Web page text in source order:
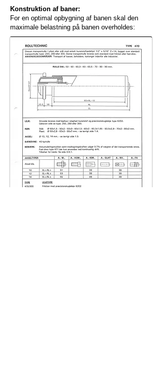
Konstruktion af baner:
For en optimal opbygning af banen skal den
maximale belastning på banen overholdes: